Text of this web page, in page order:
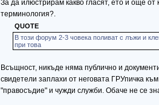
За да илюстрирам какво гласят, ето и още
терминология?.
QUOTE
В този форум 2-3 човека поливат с лъжи и
при това
Всъщност, никъде няма публично и
свидетели заплахи от неговата ГРУпичка
"правосъдие" и чужди служби. Обаче не се